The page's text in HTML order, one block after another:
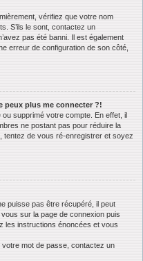
vérifiez que votre nom
S’ils le sont, contactez un
pas été banni. Il est également
erreur de configuration de son côté,
peux plus me connecter ?!
ou supprimé votre compte. En effet, il
ne postant pas pour réduire la
tentez de vous ré-enregistrer et soyez
puisse pas être récupéré, il peut
sur la page de connexion puis
les instructions énoncées et vous
mot de passe, contactez un